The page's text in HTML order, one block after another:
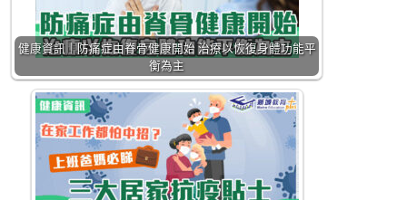
健康資訊｜防痛症由脊骨健康開始 治療以恢復身體功能平
衡為主